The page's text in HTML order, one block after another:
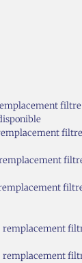
remplacement
remplacement
remplacement
remplacement